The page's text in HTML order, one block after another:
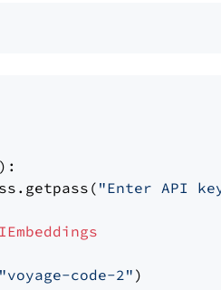
):
"Enter API
"voyage-code-2"